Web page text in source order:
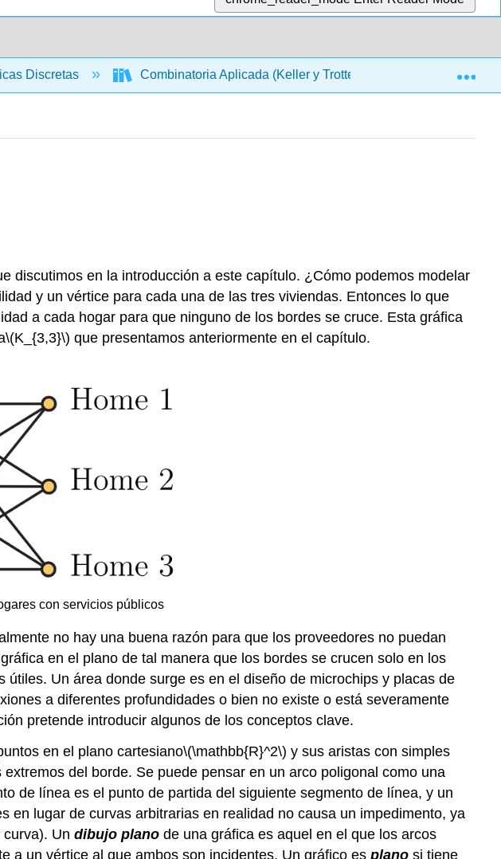
Discretas Combinatoria Aplicada (Keller y Trotter) 5: Teoría de
discutimos en la introducción a este capítulo. ¿Cómo podemos modelar
y un vértice para cada una de las tres viviendas. Entonces lo que
a cada hogar para que ninguno de los bordes se cruce. Esta gráfica
\(K_{3,3}\) que presentamos anteriormente en el capítulo.
con servicios públicos
no hay una buena razón para que los proveedores no puedan
en el plano de tal manera que los bordes se crucen solo en los
Un área donde surge es en el diseño de microchips y placas de
a diferentes profundidades o bien no existe o está severamente
pretende introducir algunos de los conceptos clave.
en el plano cartesiano\(\mathbb{R}^2\) y sus aristas con simples
del borde. Se puede pensar en un arco poligonal como una
de línea es el punto de partida del siguiente segmento de línea, y un
lugar de curvas arbitrarias en realidad no causa un impedimento, ya
Un dibujo plano de una gráfica es aquel en el que los arcos
a un vértice al que ambos son incidentes. Un gráfico es plano si tiene